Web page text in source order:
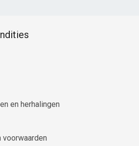
en herhalingen